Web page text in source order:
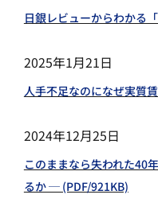
日銀レビューからわかる
2025年1月21日
人手不足なのになぜ実質
2024年12月25日
このままなら失われた40
るか ─ (PDF/921KB)